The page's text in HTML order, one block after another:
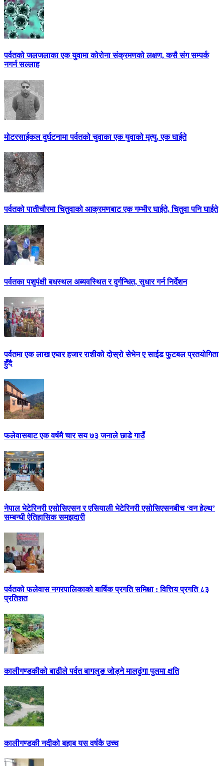
पर्वतको जलजलाका एक युवामा कोरोना संक्रमणको लक्षण, कसै संग सम्पर्क
नगर्न सल्लाह
मोटरसाईकल दुर्घटनामा पर्वतको चुवाका एक युवाको मृत्यु, एक घाईते
पर्वतको पातीचौरमा चितुवाको आक्रमणबाट एक गम्भीर घाईते, चितुवा पनि घाईते
पर्वतका पशुपंक्षी बधस्थल अब्यवस्थित र दुर्गन्धित, सुधार गर्न निर्देशन
पर्वतमा एक लाख एघार हजार राशीको दोस्रो सेभेन ए साईड फुटबल प्रतयोगिता
हुँदै
फलेवासबाट एक वर्षमै चार सय ७३ जनाले छाडे गाउँ
नेपाल भेटेरिनरी एसोसिएसन र एसियाली भेटेरिनरी एसोसिएसनबीच ‘वन हेल्थ’
सम्बन्धी ऐतिहासिक समझदारी
पर्वतको फलेवास नगरपालिकाको बार्षिक प्रगति समिक्षा : वित्तिय प्रगति ८३
प्रतिशत
कालीगण्डकीको बाढीले पर्वत बागलुङ जोड्ने मालढुंगा पुलमा क्षति
कालीगण्डकी नदीको बहाब यस वर्षकै उच्च